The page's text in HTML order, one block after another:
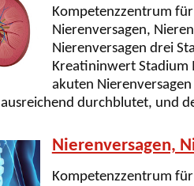
Kompetenzzentrum
Nierenversagen,
Nierenversagen drei
Kreatininwert Stadium
akuten
durchblutet, und
Nierenversagen,
Kompetenzzentrum